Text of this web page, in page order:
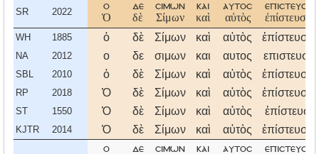
SR 2022
ο
Ὁ
δε
δὲ
σιμων
Σίμων
και
καὶ
αυτοσ
αὐτὸς
επιστευσεν
ἐπίστευσεν,
WH 1885 ὁ δὲ Σίμων καὶ αὐτὸς
NA 2012 ο δε σιμων και αυτος επιστευσεν
SBL 2010 ὁ δὲ Σίμων καὶ αὐτὸς
RP 2018 Ὁ δὲ Σίμων καὶ αὐτὸς
ST 1550 Ὁ δὲ Σίμων καὶ αὐτὸς ἐπίστευσε,
KJTR 2014 Ὁ δὲ Σίμων καὶ αὐτὸς
ο δε σιμων και αυτοσ επιστευσεν